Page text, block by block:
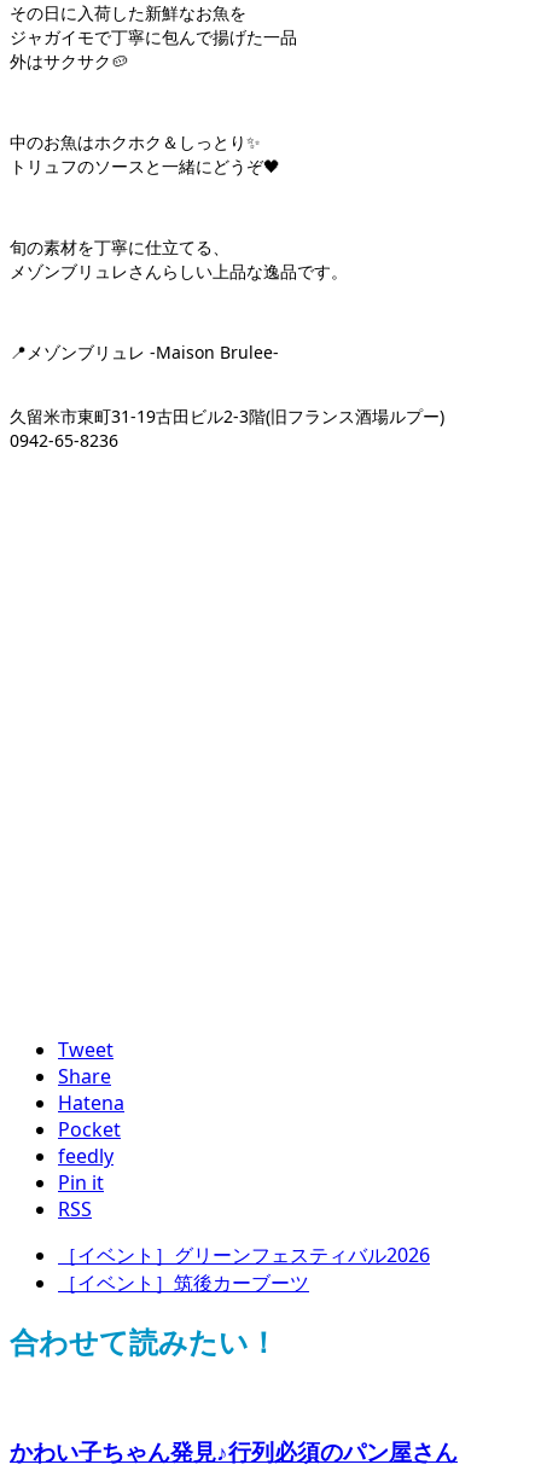
その日に入荷した新鮮なお魚を
ジャガイモで丁寧に包んで揚げた一品
外はサクサク🥔
中のお魚はホクホク＆しっとり✨
トリュフのソースと一緒にどうぞ🖤
旬の素材を丁寧に仕立てる、
メゾンブリュレさんらしい上品な逸品です。
📍メゾンブリュレ -Maison Brulee-
久留米市東町31-19古田ビル2-3階(旧フランス酒場ルプー)
0942-65-8236
Tweet
Share
Hatena
Pocket
feedly
Pin it
RSS
［イベント］グリーンフェスティバル2026
［イベント］筑後カーブーツ
合わせて読みたい！
かわい子ちゃん発見♪行列必須のパン屋さん